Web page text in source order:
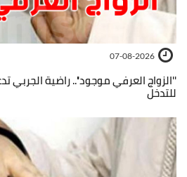
07-08-2026
''الزواج العرفي موجود''.. راضية الجربي
للتدخل